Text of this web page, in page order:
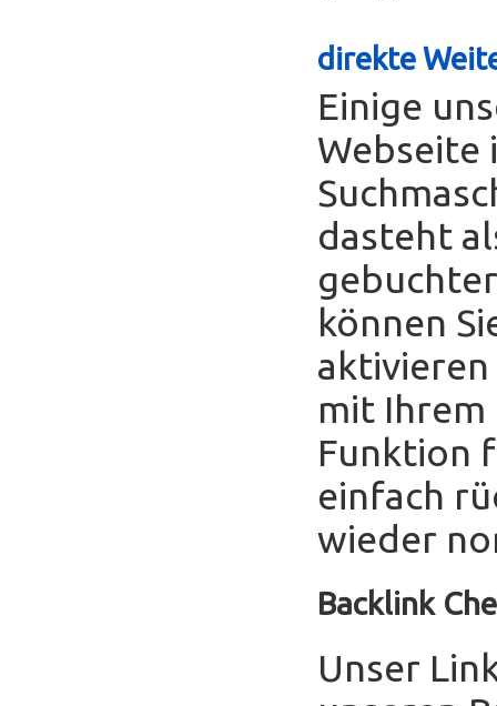
direkte
Einige
Webseite
dasteht
können
aktivieren
mit Ihrem
Funktion
einfach
wieder
Backlink
Unser